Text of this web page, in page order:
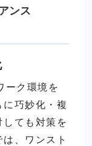
ンス
ーク環境を
巧妙化・複
ても対策を
、ワンスト